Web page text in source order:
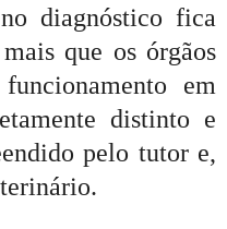
diagnóstico fica
que os órgãos
em
distinto e
pelo tutor e,